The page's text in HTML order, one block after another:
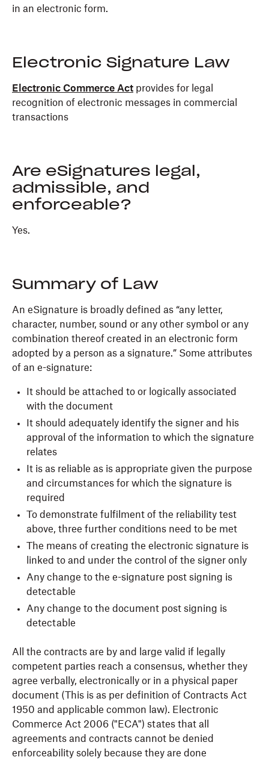
in an electronic form.
Electronic Signature Law
Electronic Commerce Act provides for legal
recognition of electronic messages in commercial
transactions
Are eSignatures legal,
admissible, and
enforceable?
Yes.
Summary of Law
An eSignature is broadly defined as “any letter,
character, number, sound or any other symbol or any
combination thereof created in an electronic form
adopted by a person as a signature.” Some attributes
of an e-signature:
It should be attached to or logically associated
with the document
It should adequately identify the signer and his
approval of the information to which the signature
relates
It is as reliable as is appropriate given the purpose
and circumstances for which the signature is
required
To demonstrate fulfilment of the reliability test
above, three further conditions need to be met
The means of creating the electronic signature is
linked to and under the control of the signer only
Any change to the e-signature post signing is
detectable
Any change to the document post signing is
detectable
All the contracts are by and large valid if legally
competent parties reach a consensus, whether they
agree verbally, electronically or in a physical paper
document (This is as per definition of Contracts Act
1950 and applicable common law). Electronic
Commerce Act 2006 ("ECA") states that all
agreements and contracts cannot be denied
enforceability solely because they are done